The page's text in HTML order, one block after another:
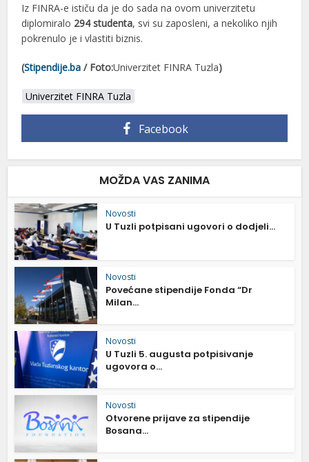
Iz FINRA-e ističu da je do sada na ovom univerzitetu
diplomiralo 294 studenta, svi su zaposleni, a nekoliko njih
pokrenulo je i vlastiti biznis.
(Stipendije.ba / Foto:Univerzitet FINRA Tuzla)
Univerzitet FINRA Tuzla
Facebook
MOŽDA VAS ZANIMA
Novosti
U Tuzli potpisani ugovori o dodjeli...
Novosti
Povećane stipendije Fonda “Dr
Milan...
Novosti
U Tuzli 5. augusta potpisivanje
ugovora o...
Novosti
Otvorene prijave za stipendije
Bosana...